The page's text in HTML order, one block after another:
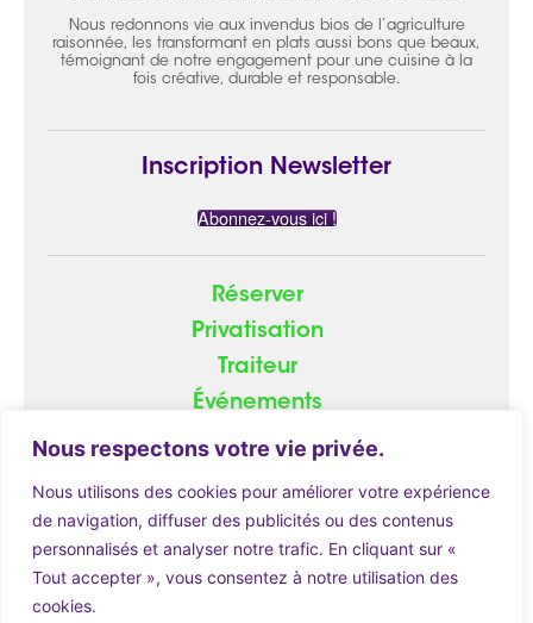
Nous respectons votre vie privée.
Nous utilisons des cookies pour améliorer votre expérience
de navigation, diffuser des publicités ou des contenus
personnalisés et analyser notre trafic. En cliquant sur «
Tout accepter », vous consentez à notre utilisation des
cookies.
Nous redonnons vie aux invendus bios de l’agriculture
raisonnée, les transformant en plats aussi bons que beaux,
témoignant de notre engagement pour une cuisine à la
fois créative, durable et responsable.
Inscription Newsletter
Abonnez-vous ici !
Réserver
Privatisation
Traiteur
Événements
Groupe
Mentions Légales